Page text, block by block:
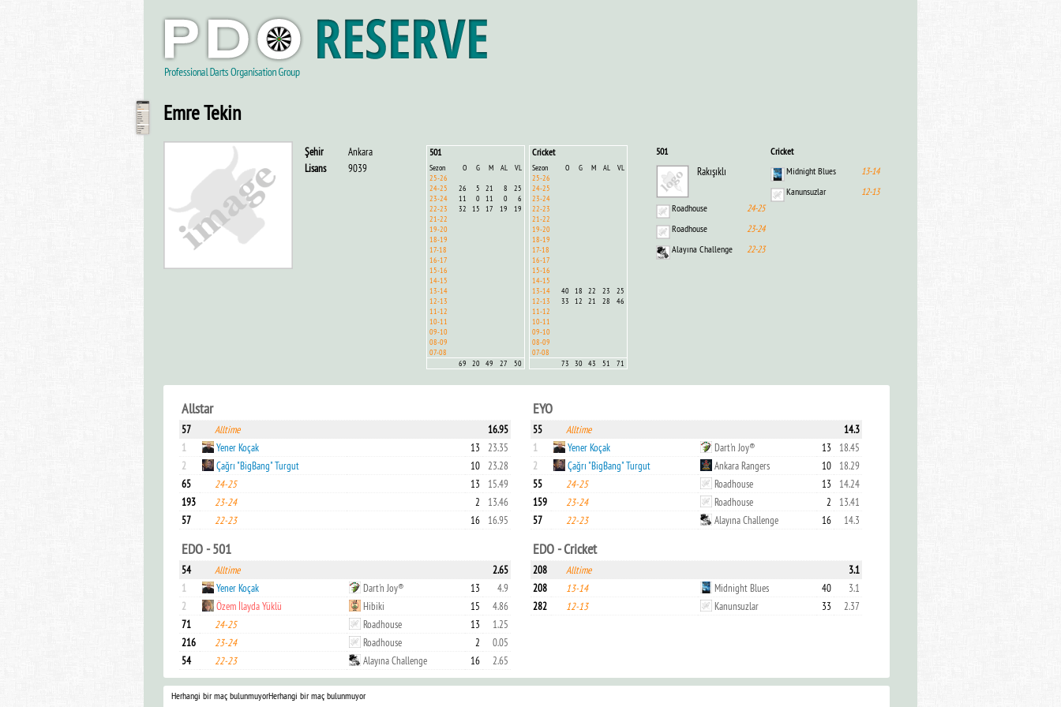
Emre Tekin
Cricket
13-14
Midnight Blues
12-13
Kanunsuzlar
501
Rakışıklı
24-25
Roadhouse
23-24
Roadhouse
22-23
Alayına Challenge
501
Sezon O G M AL
VL
25-26
24-25
26 5 21 8
25
23-24
11 0 11 0
6
22-23
32 15 17 19
19
21-22
19-20
18-19
17-18
16-17
15-16
14-15
13-14
12-13
11-12
10-11
09-10
08-09
07-08
69
20 49 27 50
Cricket
Sezon O G M AL
VL
25-26
24-25
23-24
22-23
21-22
19-20
18-19
17-18
16-17
15-16
14-15
13-14
40 18 22 23
25
12-13
33 12 21 28
46
11-12
10-11
09-10
08-09
07-08
73
30 43 51 71
Şehir
Ankara
Lisans
9039
Allstar
57 Alltime
16.95
1
Yener Koçak 13
23.35
2
Çağrı "BigBang" Turgut 10
23.28
65
24-25 13
15.49
193
23-24 2
13.46
57
22-23 16 16.95
EYO
55 Alltime
14.3
1
Yener Koçak Dart'n Joy® 13
18.45
2
Çağrı "BigBang" Turgut Ankara Rangers 10
18.29
55
24-25 Roadhouse 13
14.24
159
23-24 Roadhouse 2
13.41
57
22-23 Alayına Challenge 16 14.3
EDO - 501
54 Alltime
2.65
1
Yener Koçak Dart'n Joy® 13
4.9
2
Özem İlayda Yüklü Hibiki 15
4.86
71
24-25 Roadhouse 13
1.25
216
23-24 Roadhouse 2
0.05
54
22-23 Alayına Challenge 16 2.65
EDO - Cricket
208 Alltime
3.1
208
13-14 Midnight Blues 40
3.1
282
12-13 Kanunsuzlar 33 2.37
Herhangi bir maç bulunmuyorHerhangi bir maç bulunmuyor